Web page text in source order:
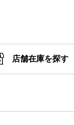
店舗在庫を探す